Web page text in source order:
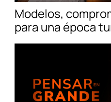
Modelos,
para una época